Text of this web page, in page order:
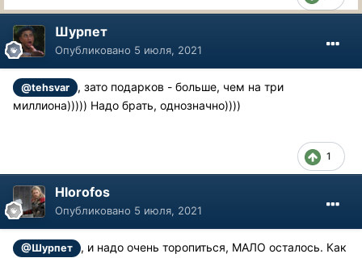
Шурпет
Опубликовано 5 июля, 2021
@tehsvar
, зато подарков - больше, чем на три
миллиона))))) Надо брать, однозначно))))
1
Hlorofos
Опубликовано 5 июля, 2021
@Шурпет
, и надо очень торопиться, МАЛО осталось. Как